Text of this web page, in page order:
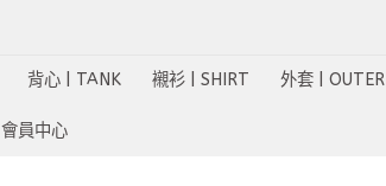
背心 | TANK 襯衫 | SHIRT 外套 | OUTER
會員中心